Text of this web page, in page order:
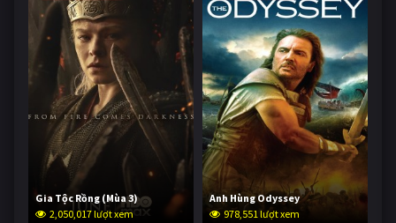
Gia Tộc Rồng (Mùa 3)
2,050,017 lượt xem
Anh Hùng Odyssey
978,551 lượt xem